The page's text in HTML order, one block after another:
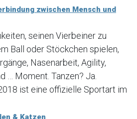
zwischen Mensch und
seinen Vierbeiner zu
Ball oder Stöckchen spielen,
Nasenarbeit, Agility,
… Moment. Tanzen? Ja.
ist eine offizielle Sportart im
& Katzen